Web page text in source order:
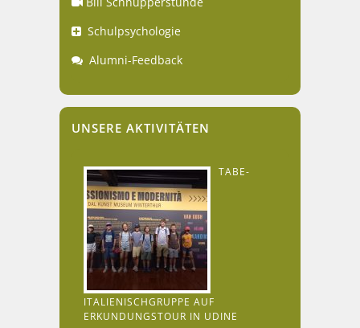
Schulpsychologie
Alumni-Feedback
UNSERE AKTIVITÄTEN
TABE-
ITALIENISCHGRUPPE AUF
ERKUNDUNGSTOUR IN UDINE